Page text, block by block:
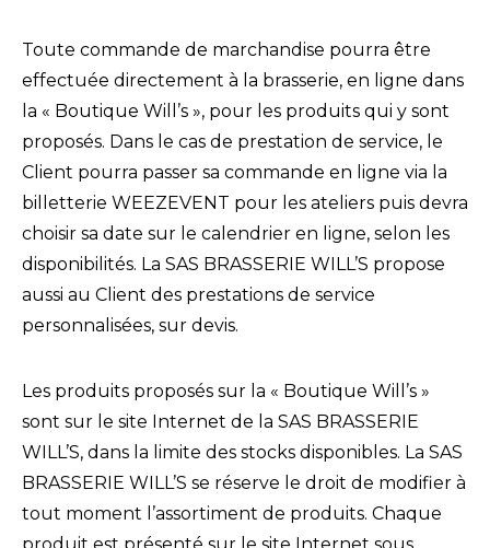
Toute commande de marchandise pourra être
effectuée directement à la brasserie, en ligne dans
la « Boutique Will’s », pour les produits qui y sont
proposés. Dans le cas de prestation de service, le
Client pourra passer sa commande en ligne via la
billetterie WEEZEVENT pour les ateliers puis devra
choisir sa date sur le calendrier en ligne, selon les
disponibilités. La SAS BRASSERIE WILL’S propose
aussi au Client des prestations de service
personnalisées, sur devis.
Les produits proposés sur la « Boutique Will’s »
sont sur le site Internet de la SAS BRASSERIE
WILL’S, dans la limite des stocks disponibles. La SAS
BRASSERIE WILL’S se réserve le droit de modifier à
tout moment l’assortiment de produits. Chaque